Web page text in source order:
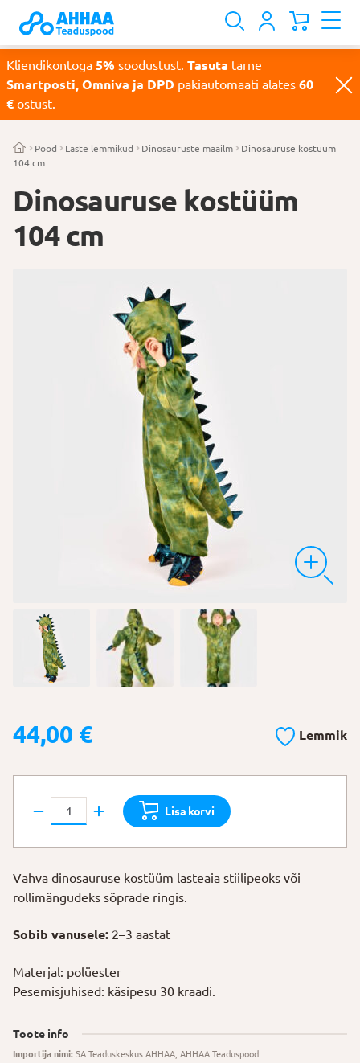
Kliendikontoga 5% soodustust. Tasuta tarne
Smartposti, Omniva ja DPD pakiautomaati alates 60
€ ostust.
Pood Laste lemmikud Dinosauruste maailm
Dinosauruse kostüüm
104 cm
Dinosauruse kostüüm
104 cm
44,00 € Lemmik
Dinosauruse
kostüüm
104
kogus
Lisa korvi
Vahva dinosauruse kostüüm lasteaia stiilipeoks või
rollimängudeks sõprade ringis.
Sobib vanusele: 2–3 aastat
Materjal: polüester
Pesemisjuhised: käsipesu 30 kraadi.
Toote info
Importija nimi: SA Teaduskeskus AHHAA, AHHAA Teaduspood